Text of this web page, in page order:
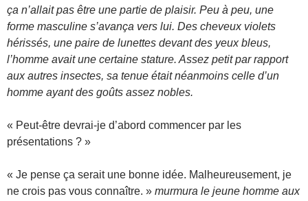
ça n’allait pas être une partie de plaisir. Peu à peu, une
forme masculine s’avança vers lui. Des cheveux violets
hérissés, une paire de lunettes devant des yeux bleus,
l’homme avait une certaine stature. Assez petit par rapport
aux autres insectes, sa tenue était néanmoins celle d’un
homme ayant des goûts assez nobles.
« Peut-être devrai-je d’abord commencer par les
présentations ? »
« Je pense ça serait une bonne idée. Malheureusement, je
ne crois pas vous connaître. » murmura le jeune homme aux